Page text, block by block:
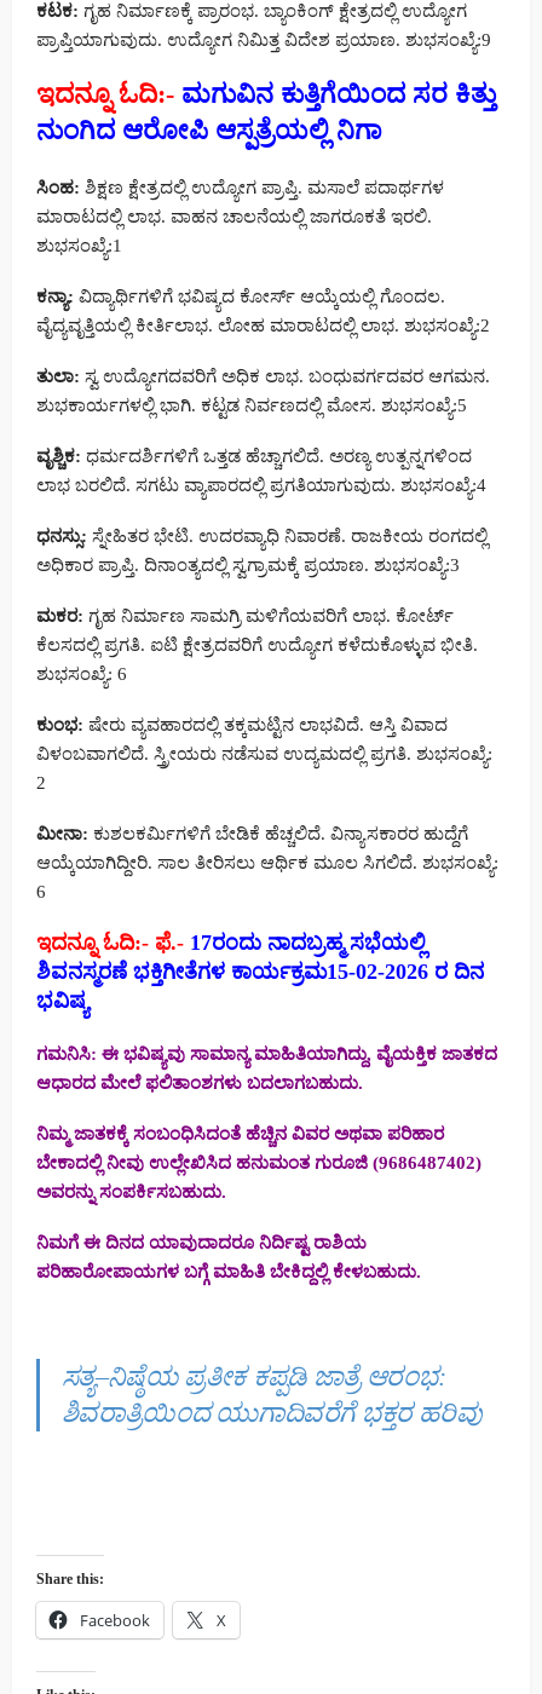
ಕಟಕ: ಗೃಹ ನಿರ್ಮಾಣಕ್ಕೆ ಪ್ರಾರಂಭ. ಬ್ಯಾಂಕಿಂಗ್ ಕ್ಷೇತ್ರದಲ್ಲಿ ಉದ್ಯೋಗ
ಪ್ರಾಪ್ತಿಯಾಗುವುದು. ಉದ್ಯೋಗ ನಿಮಿತ್ತ ವಿದೇಶ ಪ್ರಯಾಣ. ಶುಭಸಂಖ್ಯೆ:9
ಇದನ್ನೂ ಓದಿ:- ಮಗುವಿನ ಕುತ್ತಿಗೆಯಿಂದ ಸರ ಕಿತ್ತು
ನುಂಗಿದ ಆರೋಪಿ ಆಸ್ಪತ್ರೆಯಲ್ಲಿ ನಿಗಾ
ಸಿಂಹ: ಶಿಕ್ಷಣ ಕ್ಷೇತ್ರದಲ್ಲಿ ಉದ್ಯೋಗ ಪ್ರಾಪ್ತಿ. ಮಸಾಲೆ ಪದಾರ್ಥಗಳ
ಮಾರಾಟದಲ್ಲಿ ಲಾಭ. ವಾಹನ ಚಾಲನೆಯಲ್ಲಿ ಜಾಗರೂಕತೆ ಇರಲಿ.
ಶುಭಸಂಖ್ಯೆ:1
ಕನ್ಯಾ: ವಿದ್ಯಾರ್ಥಿಗಳಿಗೆ ಭವಿಷ್ಯದ ಕೋರ್ಸ್ ಆಯ್ಕೆಯಲ್ಲಿ ಗೊಂದಲ.
ವೈದ್ಯವೃತ್ತಿಯಲ್ಲಿ ಕೀರ್ತಿಲಾಭ. ಲೋಹ ಮಾರಾಟದಲ್ಲಿ ಲಾಭ. ಶುಭಸಂಖ್ಯೆ:2
ತುಲಾ: ಸ್ವ ಉದ್ಯೋಗದವರಿಗೆ ಅಧಿಕ ಲಾಭ. ಬಂಧುವರ್ಗದವರ ಆಗಮನ.
ಶುಭಕಾರ್ಯಗಳಲ್ಲಿ ಭಾಗಿ. ಕಟ್ಟಡ ನಿರ್ವಣದಲ್ಲಿ ಮೋಸ. ಶುಭಸಂಖ್ಯೆ:5
ವೃಶ್ಚಿಕ: ಧರ್ಮದರ್ಶಿಗಳಿಗೆ ಒತ್ತಡ ಹೆಚ್ಚಾಗಲಿದೆ. ಅರಣ್ಯ ಉತ್ಪನ್ನಗಳಿಂದ
ಲಾಭ ಬರಲಿದೆ. ಸಗಟು ವ್ಯಾಪಾರದಲ್ಲಿ ಪ್ರಗತಿಯಾಗುವುದು. ಶುಭಸಂಖ್ಯೆ:4
ಧನಸ್ಸು: ಸ್ನೇಹಿತರ ಭೇಟಿ. ಉದರವ್ಯಾಧಿ ನಿವಾರಣೆ. ರಾಜಕೀಯ ರಂಗದಲ್ಲಿ
ಅಧಿಕಾರ ಪ್ರಾಪ್ತಿ. ದಿನಾಂತ್ಯದಲ್ಲಿ ಸ್ವಗ್ರಾಮಕ್ಕೆ ಪ್ರಯಾಣ. ಶುಭಸಂಖ್ಯೆ:3
ಮಕರ: ಗೃಹ ನಿರ್ಮಾಣ ಸಾಮಗ್ರಿ ಮಳಿಗೆಯವರಿಗೆ ಲಾಭ. ಕೋರ್ಟ್
ಕೆಲಸದಲ್ಲಿ ಪ್ರಗತಿ. ಐಟಿ ಕ್ಷೇತ್ರದವರಿಗೆ ಉದ್ಯೋಗ ಕಳೆದುಕೊಳ್ಳುವ ಭೀತಿ.
ಶುಭಸಂಖ್ಯೆ: 6
ಕುಂಭ: ಷೇರು ವ್ಯವಹಾರದಲ್ಲಿ ತಕ್ಕಮಟ್ಟಿನ ಲಾಭವಿದೆ. ಆಸ್ತಿ ವಿವಾದ
ವಿಳಂಬವಾಗಲಿದೆ. ಸ್ತ್ರೀಯರು ನಡೆಸುವ ಉದ್ಯಮದಲ್ಲಿ ಪ್ರಗತಿ. ಶುಭಸಂಖ್ಯೆ:
2
ಮೀನಾ: ಕುಶಲಕರ್ವಿುಗಳಿಗೆ ಬೇಡಿಕೆ ಹೆಚ್ಚಲಿದೆ. ವಿನ್ಯಾಸಕಾರರ ಹುದ್ದೆಗೆ
ಆಯ್ಕೆಯಾಗಿದ್ದೀರಿ. ಸಾಲ ತೀರಿಸಲು ಆರ್ಥಿಕ ಮೂಲ ಸಿಗಲಿದೆ. ಶುಭಸಂಖ್ಯೆ:
6
ಇದನ್ನೂ ಓದಿ:- ಫೆ.- 17ರಂದು ನಾದಬ್ರಹ್ಮ ಸಭೆಯಲ್ಲಿ
ಶಿವನಸ್ಮರಣೆ ಭಕ್ತಿಗೀತೆಗಳ ಕಾರ್ಯಕ್ರಮ15-02-2026 ರ ದಿನ
ಭವಿಷ್ಯ
ಗಮನಿಸಿ: ಈ ಭವಿಷ್ಯವು ಸಾಮಾನ್ಯ ಮಾಹಿತಿಯಾಗಿದ್ದು, ವೈಯಕ್ತಿಕ ಜಾತಕದ
ಆಧಾರದ ಮೇಲೆ ಫಲಿತಾಂಶಗಳು ಬದಲಾಗಬಹುದು.
ನಿಮ್ಮ ಜಾತಕಕ್ಕೆ ಸಂಬಂಧಿಸಿದಂತೆ ಹೆಚ್ಚಿನ ವಿವರ ಅಥವಾ ಪರಿಹಾರ
ಬೇಕಾದಲ್ಲಿ ನೀವು ಉಲ್ಲೇಖಿಸಿದ ಹನುಮಂತ ಗುರೂಜಿ (9686487402)
ಅವರನ್ನು ಸಂಪರ್ಕಿಸಬಹುದು.
ನಿಮಗೆ ಈ ದಿನದ ಯಾವುದಾದರೂ ನಿರ್ದಿಷ್ಟ ರಾಶಿಯ
ಪರಿಹಾರೋಪಾಯಗಳ ಬಗ್ಗೆ ಮಾಹಿತಿ ಬೇಕಿದ್ದಲ್ಲಿ ಕೇಳಬಹುದು.
ಸತ್ಯ–ನಿಷ್ಠೆಯ ಪ್ರತೀಕ ಕಪ್ಪಡಿ ಜಾತ್ರೆ ಆರಂಭ:
ಶಿವರಾತ್ರಿಯಿಂದ ಯುಗಾದಿವರೆಗೆ ಭಕ್ತರ ಹರಿವು
Share this:
Facebook X